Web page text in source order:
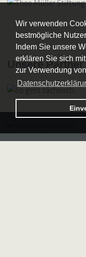
Wir verwenden
bestmögliche
Indem Sie unsere
erklären Sie sich
zur Verwendung
Logo
–
Bläserphilharmonie
Unsere Partner